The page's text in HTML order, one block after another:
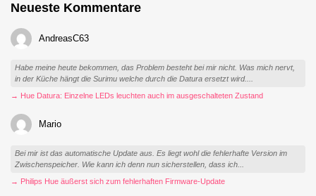
Neueste Kommentare
AndreasC63
Habe meine heute bekommen, das Problem besteht bei mir nicht. Was mich nervt,
in der Küche hängt die Surimu welche durch die Datura ersetzt wird....
→ Hue Datura: Einzelne LEDs leuchten auch im ausgeschalteten Zustand
Mario
Bei mir ist das automatische Update aus. Es liegt wohl die fehlerhafte Version im
Zwischenspeicher. Wie kann ich denn nun sicherstellen, dass ich...
→ Philips Hue äußerst sich zum fehlerhaften Firmware-Update